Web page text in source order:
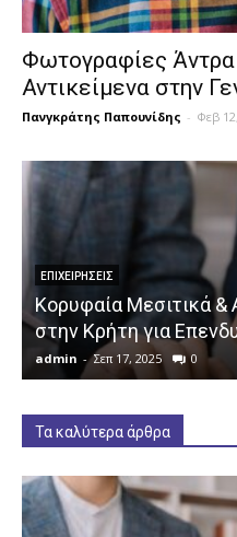
Φωτογραφίες
Αντικείμενα στην
Πανγκράτης Παπουνίδης - Φεβ
ΕΠΙΧΕΙΡΉΣΕΙΣ
Κορυφαία Μεσιτικά &
στην Κρήτη για
admin - Σεπ 17, 2025 0
Τα καλύτερα άρθρα